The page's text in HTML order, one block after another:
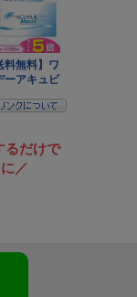
るだけで
／